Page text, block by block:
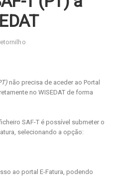
não precisa de aceder ao Portal
no WISEDAT de forma
SAF-T é possível submeter o
selecionando a opção:
ao portal E-Fatura, podendo